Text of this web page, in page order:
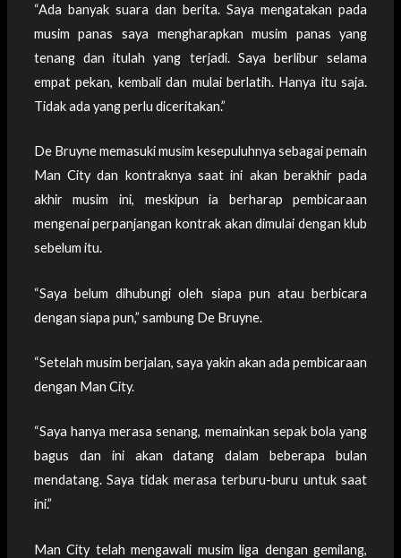
“Ada banyak suara dan berita. Saya mengatakan pada
musim panas saya mengharapkan musim panas yang
tenang dan itulah yang terjadi. Saya berlibur selama
empat pekan, kembali dan mulai berlatih. Hanya itu saja.
Tidak ada yang perlu diceritakan.”
De Bruyne memasuki musim kesepuluhnya sebagai pemain
Man City dan kontraknya saat ini akan berakhir pada
akhir musim ini, meskipun ia berharap pembicaraan
mengenai perpanjangan kontrak akan dimulai dengan klub
sebelum itu.
“Saya belum dihubungi oleh siapa pun atau berbicara
dengan siapa pun,” sambung De Bruyne.
“Setelah musim berjalan, saya yakin akan ada pembicaraan
dengan Man City.
“Saya hanya merasa senang, memainkan sepak bola yang
bagus dan ini akan datang dalam beberapa bulan
mendatang. Saya tidak merasa terburu-buru untuk saat
ini.”
Man City telah mengawali musim liga dengan gemilang,